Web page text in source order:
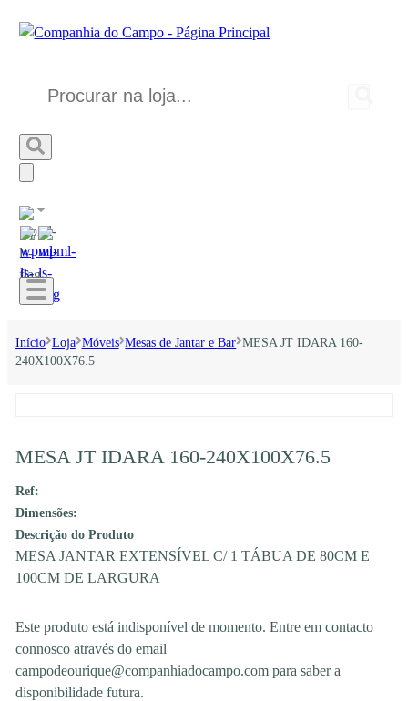
Início Loja Móveis Mesas de Jantar e Bar MESA JT IDARA 160-
240X100X76.5
MESA JT IDARA 160-240X100X76.5
Ref:
Dimensões:
Descrição do Produto
MESA JANTAR EXTENSÍVEL C/ 1 TÁBUA DE 80CM E
100CM DE LARGURA
Este produto está indisponível de momento. Entre em contacto
connosco através do email
campodeourique@companhiadocampo.com para saber a
disponibilidade futura.